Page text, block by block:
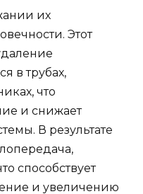
их
Этот
в трубах,
что
и снижает
В результате
способствует
и увеличению